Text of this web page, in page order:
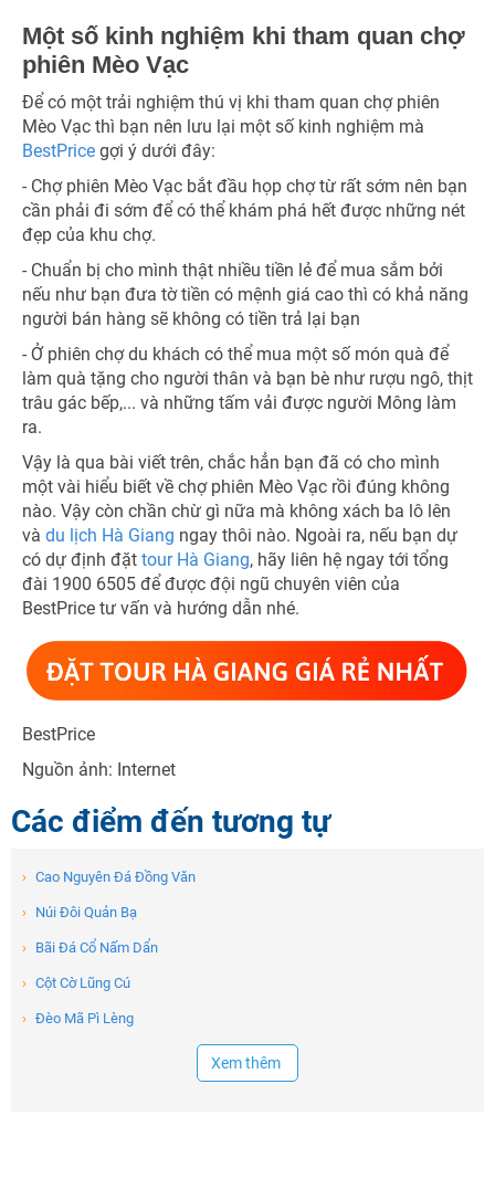
Một số kinh nghiệm khi tham quan chợ
phiên Mèo Vạc
Để có một trải nghiệm thú vị khi tham quan chợ phiên
Mèo Vạc thì bạn nên lưu lại một số kinh nghiệm mà
BestPrice gợi ý dưới đây:
- Chợ phiên Mèo Vạc bắt đầu họp chợ từ rất sớm nên bạn
cần phải đi sớm để có thể khám phá hết được những nét
đẹp của khu chợ.
- Chuẩn bị cho mình thật nhiều tiền lẻ để mua sắm bởi
nếu như bạn đưa tờ tiền có mệnh giá cao thì có khả năng
người bán hàng sẽ không có tiền trả lại bạn
- Ở phiên chợ du khách có thể mua một số món quà để
làm quà tặng cho người thân và bạn bè như rượu ngô, thịt
trâu gác bếp,... và những tấm vải được người Mông làm
ra.
Vậy là qua bài viết trên, chắc hẳn bạn đã có cho mình
một vài hiểu biết về chợ phiên Mèo Vạc rồi đúng không
nào. Vậy còn chần chừ gì nữa mà không xách ba lô lên
và du lịch Hà Giang ngay thôi nào. Ngoài ra, nếu bạn dự
có dự định đặt tour Hà Giang, hãy liên hệ ngay tới tổng
đài 1900 6505 để được đội ngũ chuyên viên của
BestPrice tư vấn và hướng dẫn nhé.
BestPrice
Nguồn ảnh: Internet
Các điểm đến tương tự
› Cao Nguyên Đá Đồng Văn
› Núi Đôi Quản Bạ
› Bãi Đá Cổ Nấm Dẩn
› Cột Cờ Lũng Cú
› Đèo Mã Pì Lèng
Xem thêm